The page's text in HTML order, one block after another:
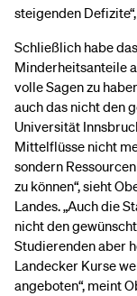
steigenden
Schließlich habe
Minderheitsanteile
volle Sagen zu
auch das nicht den
Universität
Mittelflüsse nicht
sondern
zu können“, sieht
Landes. „Auch die
nicht den
Studierenden aber
Landecker Kurse
angeboten“, meint